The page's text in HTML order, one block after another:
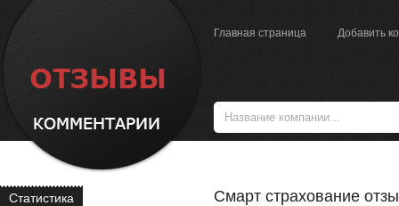
Главная страница Добавить
Статистика Смарт страхование